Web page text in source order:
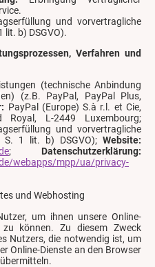
und vorvertragliche
lit. b) DSGVO).
Verfahren und
(technische Anbindung
(z.B. PayPal, PayPal Plus,
PayPal (Europe) S.à r.l. et Cie,
Royal, L-2449 Luxembourg;
und vorvertragliche
1 lit. b) DSGVO); Website:
; Datenschutzerklärung:
webapps/mpp/ua/privacy-
und Webhosting
um ihnen unsere Online-
können. Zu diesem Zweck
Nutzers, die notwendig ist, um
Online-Dienste an den Browser